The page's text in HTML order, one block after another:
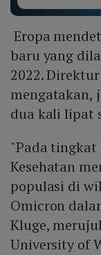
Eropa
baru yang
2022.
mengatakan,
dua kali lipat
"Pada
Kesehatan
populasi di
Omicron
Kluge,
University of